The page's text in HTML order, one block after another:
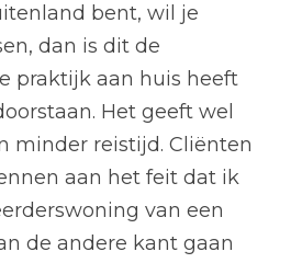
bent, wil je
dan is dit de
praktijk aan huis heeft
Het geeft wel
minder reistijd. Cliënten
aan het feit dat ik
van een
de andere kant gaan